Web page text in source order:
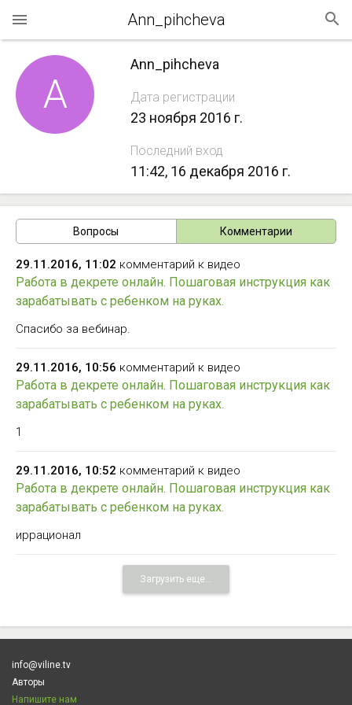
Ann_pihcheva
A
Ann_pihcheva
Дата регистрации
23 ноября 2016 г.
Последний вход
11:42, 16 декабря 2016 г.
Вопросы Комментарии
29.11.2016, 11:02 комментарий к видео
Работа в декрете онлайн. Пошаговая инструкция как
зарабатывать с ребенком на руках.
Спасибо за вебинар.
29.11.2016, 10:56 комментарий к видео
Работа в декрете онлайн. Пошаговая инструкция как
зарабатывать с ребенком на руках.
1
29.11.2016, 10:52 комментарий к видео
Работа в декрете онлайн. Пошаговая инструкция как
зарабатывать с ребенком на руках.
иррационал
Загрузить еще...
info@viline.tv
Авторы
Напишите нам